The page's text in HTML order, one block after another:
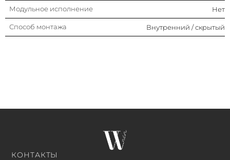
Модульное исполнение Нет
Способ монтажа Внутренний / скрытый
КОНТАКТЫ